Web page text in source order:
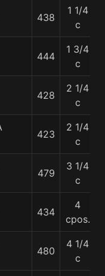
438
1 1/4
c
444
1 3/4
c
428
2 1/4
c
423
2 1/4
c
479
3 1/4
c
434
4
cpos.
480
4 1/4
c